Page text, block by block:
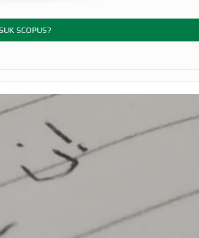
SCOPUS?
SEBAB KEPEMILIKANNYA BERUBAH
ZAKAT DENGAN CARA MENGANGSUR